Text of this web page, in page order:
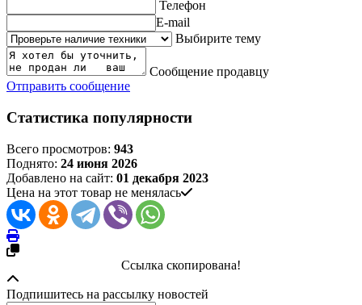
Телефон
E-mail
Выбирите тему
Сообщение продавцу
Отправить сообщение
Статистика популярности
Всего просмотров: 943
Поднято: 24 июня 2026
Добавлено на сайт: 01 декабря 2023
Цена на этот товар не менялась
Ссылка скопирована!
Подпишитесь на рассылку новостей